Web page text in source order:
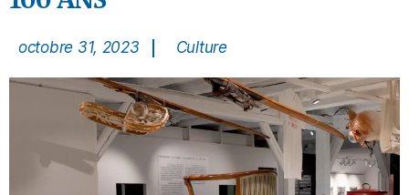
octobre 31, 2023 Culture